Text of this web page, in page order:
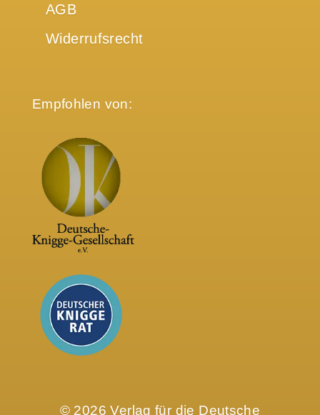
AGB
Widerrufsrecht
Empfohlen von:
© 2026 Verlag für die Deutsche